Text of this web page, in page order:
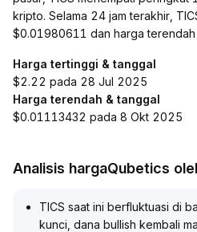
kripto. Selama 24 jam terakhir,
$0.01980611 dan harga
Harga tertinggi & tanggal
$2.22 pada 28 Jul 2025
Harga terendah & tanggal
$0.01113432 pada 8 Okt 2025
Analisis hargaQubetics
TICS saat ini berfluktuasi di
kunci, dana bullish kembali